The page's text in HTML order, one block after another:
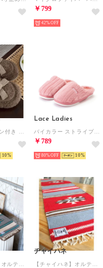
￥799
42%
10
Lace Ladies
￥789
80% 10
【チャイハネ】オルテガ柄ロングプレイスマット / テーブルランナー グレー
チャイハネ
【チャイハネ】オルテガ柄ロングプレイスマット / テーブルランナー レッド